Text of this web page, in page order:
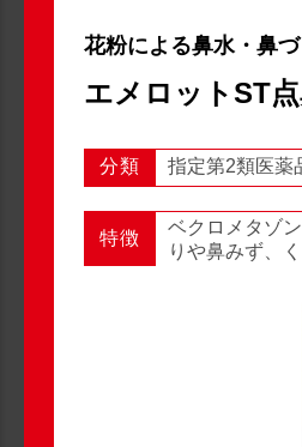
OTC新商品レポート
OTC新商品レポート
花粉による鼻水・鼻づ
エメロットST
分類 指定第2類医薬
特徴
ベクロメタゾ
りや鼻みず、